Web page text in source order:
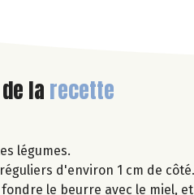
de la recette
légumes.
d'environ 1 cm de côté.
le beurre avec le miel,